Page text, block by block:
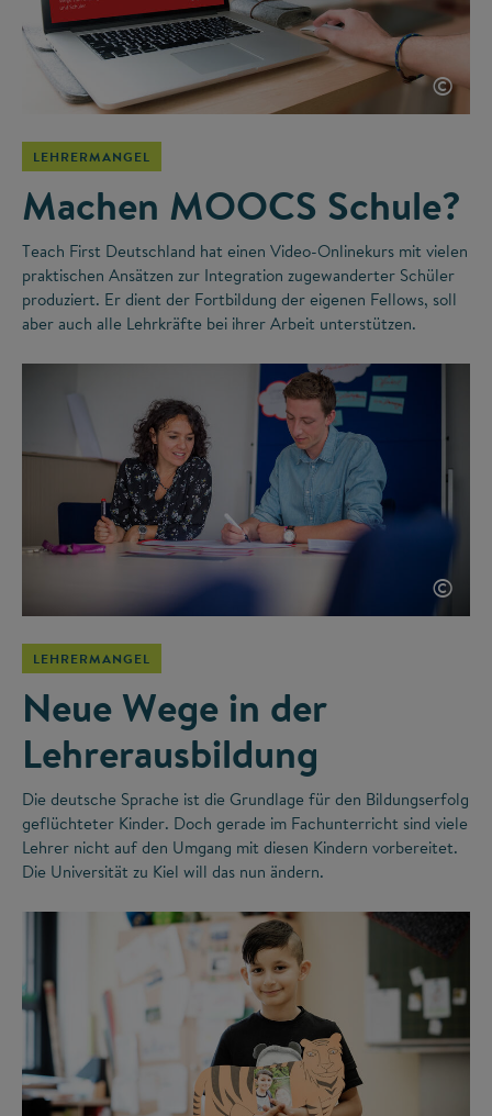
©
LEHRERMANGEL
Machen MOOCS Schule?
Teach First Deutschland hat einen Video-Onlinekurs mit vielen
praktischen Ansätzen zur Integration zugewanderter Schüler
produziert. Er dient der Fortbildung der eigenen Fellows, soll
aber auch alle Lehrkräfte bei ihrer Arbeit unterstützen.
©
LEHRERMANGEL
Neue Wege in der
Lehrerausbildung
Die deutsche Sprache ist die Grundlage für den Bildungserfolg
geflüchteter Kinder. Doch gerade im Fachunterricht sind viele
Lehrer nicht auf den Umgang mit diesen Kindern vorbereitet.
Die Universität zu Kiel will das nun ändern.